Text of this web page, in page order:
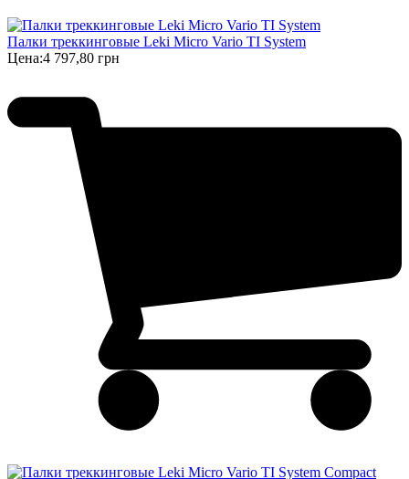
Палки треккинговые Leki Micro Vario TI System
Цена:4 797,80 грн